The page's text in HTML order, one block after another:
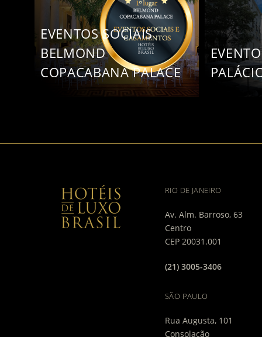
EVENTOS SOCIAIS
BELMOND
COPACABANA PALACE
RIO DE JANEIRO
Av. Alm. Barroso, 63
Centro
CEP 20031.001
(21) 3005-3406
SÃO PAULO
Rua Augusta, 101
Consolação